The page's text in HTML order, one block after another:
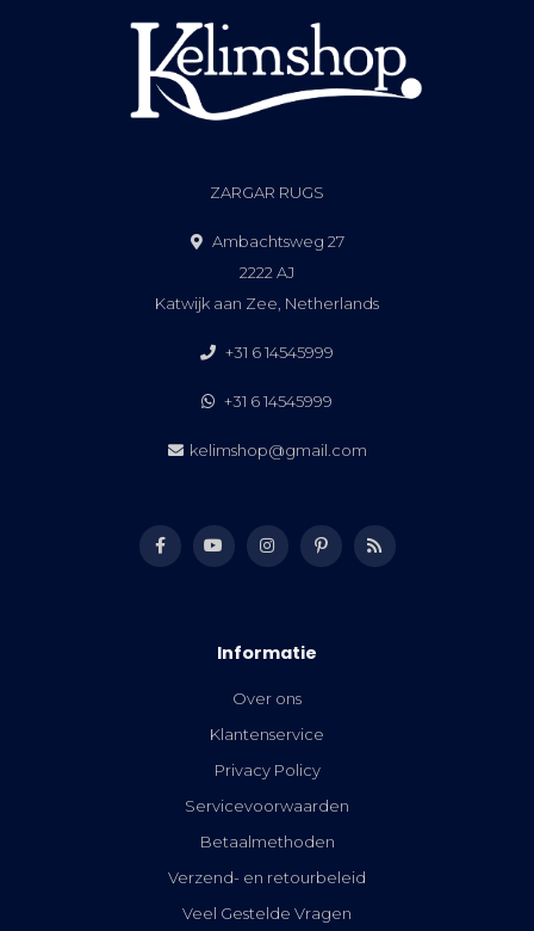
ZARGAR RUGS
Ambachtsweg 27
2222 AJ
Katwijk aan Zee, Netherlands
+31 6 14545999
+31 6 14545999
kelimshop@gmail.com
Informatie
Over ons
Klantenservice
Privacy Policy
Servicevoorwaarden
Betaalmethoden
Verzend- en retourbeleid
Veel Gestelde Vragen